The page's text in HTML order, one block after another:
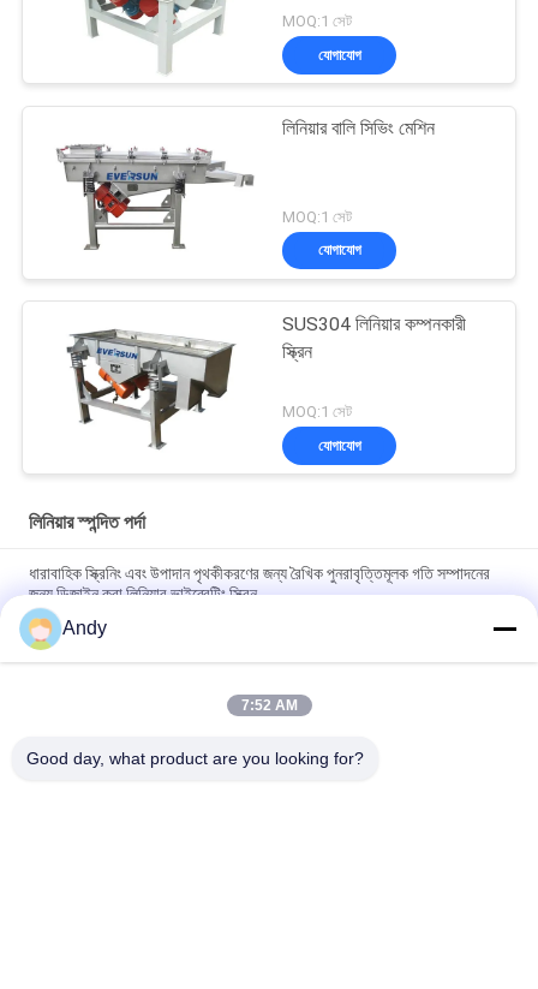
MOQ:1 সেট
যোগাযোগ
লিনিয়ার বালি সিভিং মেশিন
MOQ:1 সেট
যোগাযোগ
SUS304 লিনিয়ার কম্পনকারী
স্ক্রিন
MOQ:1 সেট
যোগাযোগ
লিনিয়ার স্পন্দিত পর্দা
ধারাবাহিক স্ক্রিনিং এবং উপাদান পৃথকীকরণের জন্য রৈখিক পুনরাবৃত্তিমূলক গতি সম্পাদনের
জন্য ডিজাইন করা লিনিয়ার ভাইব্রেটিং স্ক্রিন
ধ্রুবক স্ক্রিনিং এবং স্থিতিশীল এবং অপারেশন কর্মক্ষমতা সঙ্গে উপাদান stratification
প্রদানকারী রৈখিক কম্পন পর্দা
খাদ্য, রাসায়নিক এবং নির্মাণ সামগ্রীর অ্যাপ্লিকেশনগুলির জন্য স্ক্রিনিং এবং উপাদান
Andy
7:52 AM
Good day, what product are you looking for?